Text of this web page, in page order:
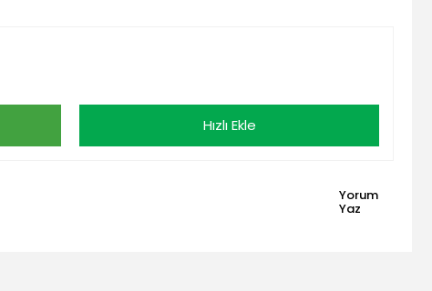
Hızlı Ekle
Yorum
Yaz